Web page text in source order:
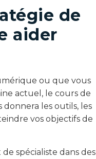
de
aider
ou que vous
actuel, le cours de
les outils, les
vos objectifs de
spécialiste dans des